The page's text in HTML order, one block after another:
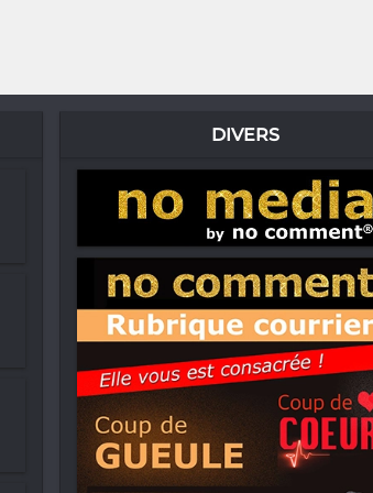
DIVERS